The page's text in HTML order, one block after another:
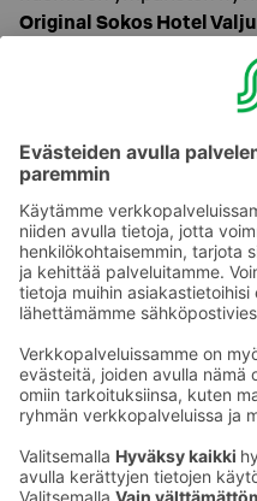
Original Sokos Hotel
Green Key
ympäristömerkki, joka
Ympäristösertifioitujen
kannalta kestäviä valintoja
Tutustu Green Key
Ota yhteyttä
Hotellien yhteystiedot
Asiakaspalvelun yhteystiedot›
Palaute